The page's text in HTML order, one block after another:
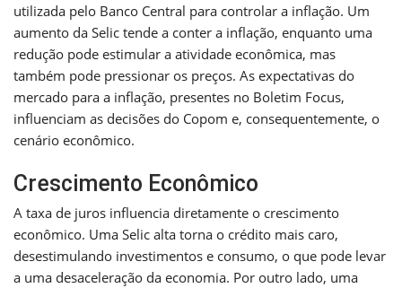
utilizada pelo Banco Central para controlar a inflação. Um
aumento da Selic tende a conter a inflação, enquanto uma
redução pode estimular a atividade econômica, mas
também pode pressionar os preços. As expectativas do
mercado para a inflação, presentes no Boletim Focus,
influenciam as decisões do Copom e, consequentemente, o
cenário econômico.
Crescimento Econômico
A taxa de juros influencia diretamente o crescimento
econômico. Uma Selic alta torna o crédito mais caro,
desestimulando investimentos e consumo, o que pode levar
a uma desaceleração da economia. Por outro lado, uma